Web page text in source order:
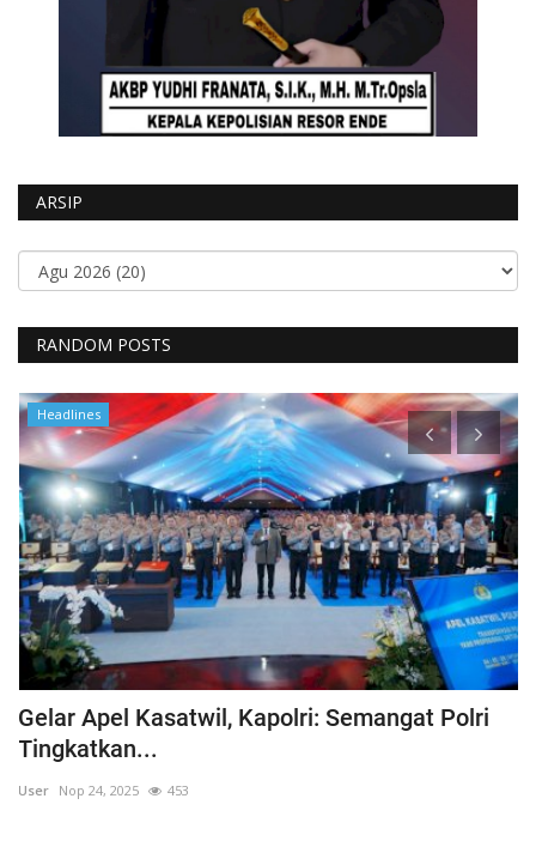
ARSIP
RANDOM POSTS
Headlines
Gelar Apel Kasatwil, Kapolri: Semangat Polri
Tingkatkan...
User Nop 24, 2025 453